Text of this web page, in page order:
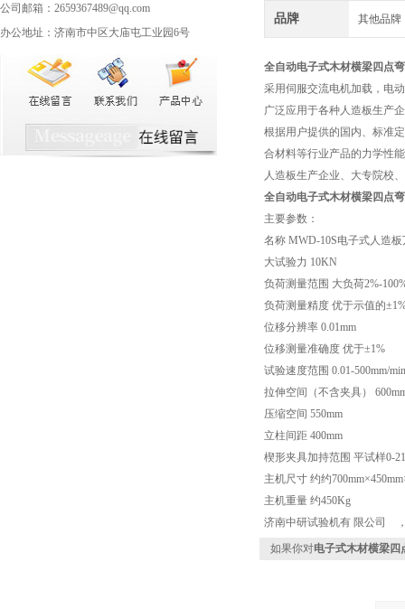
公司邮箱：2659367489@qq.com
办公地址：济南市中区大庙屯工业园6号
品牌 其他品牌
全自动电子式木材横梁四点
采用伺服交流电机加载，电
广泛应用于各种人造板生产
根据用户提供的国内、标准
合材料等行业产品的力学性
人造板生产企业、大专院校
全自动电子式木材横梁四点
主要参数：
名称 MWD-10S电子式人造
大试验力 10KN
负荷测量范围 大负荷2%-
负荷测量精度 优于示值的
位移分辨率 0.01mm
位移测量准确度 优于±1%
试验速度范围 0.01-500mm/min
拉伸空间（不含夹具）
压缩空间 550mm
立柱间距 400mm
楔形夹具加持范围 平试样0-
主机尺寸 约约
主机重量 约450Kg
济南中研试验机有 限公司
如果你对电子式木材横梁四